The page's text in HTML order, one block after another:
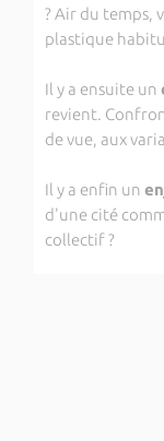
? Air du temps,
plastique
Il y a ensuite un
revient.
de vue, aux
Il y a enfin un
d'une cité
collectif ?